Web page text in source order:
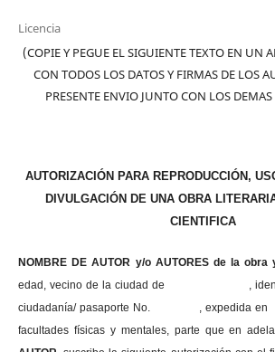
Licencia
(COPIE Y PEGUE EL SIGUIENTE TEXTO EN UN
CON TODOS LOS DATOS Y FIRMAS DE LOS
PRESENTE ENVIO JUNTO CON LOS
AUTORIZACIÓN PARA REPRODUCCIÓN,
DIVULGACIÓN DE UNA OBRA
CIENTIFICA
NOMBRE DE AUTOR y/o AUTORES de la obra
edad, vecino de la ciudad de ,
ciudadanía/ pasaporte No. , expedida
facultades físicas y mentales, parte que en